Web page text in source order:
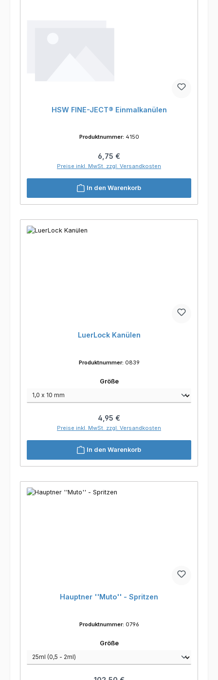
HSW FINE-JECT® Einmalkanülen
Produktnummer: 4150
Regulärer Preis:
6,75 €
Preise inkl. MwSt. zzgl. Versandkosten
In den Warenkorb
LuerLock Kanülen
Produktnummer: 0839
Größeauswählen
Regulärer Preis:
4,95 €
Preise inkl. MwSt. zzgl. Versandkosten
In den Warenkorb
Hauptner ''Muto'' - Spritzen
Produktnummer: 0796
Größeauswählen